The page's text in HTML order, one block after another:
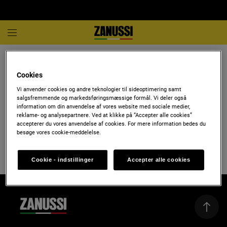
Find en forhandler
For at finde en forhandler der har en specifik model, brug Find en
forhandler-funktionen på modellens produktside.
Indtast postnr./adresse/by
Søg
Cookies
Vi anvender cookies og andre teknologier til sideoptimering samt
salgsfremmende og markedsføringsmæssige formål. Vi deler også
information om din anvendelse af vores website med sociale medier,
reklame- og analysepartnere. Ved at klikke på “Accepter alle cookies”
accepterer du vores anvendelse af cookies. For mere information bedes du
besøge vores cookie-meddelelse.
Cookie - indstillinger Accepter alle cookies